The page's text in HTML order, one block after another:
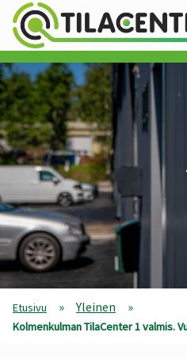
Etusivu » Yleinen »
Kolmenkulman TilaCenter 1 valmis.